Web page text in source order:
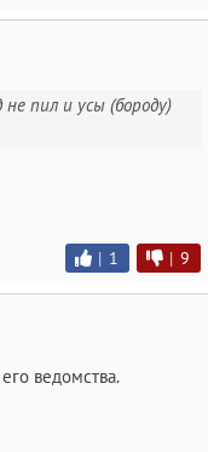
пил и усы (бороду)
| 1 | 9
ведомства.